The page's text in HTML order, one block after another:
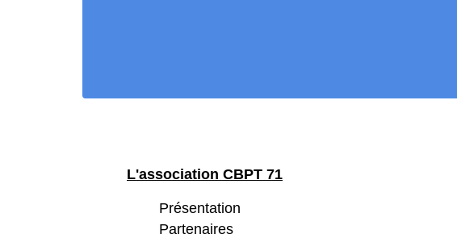
L'association CBPT 71
Présentation
Partenaires